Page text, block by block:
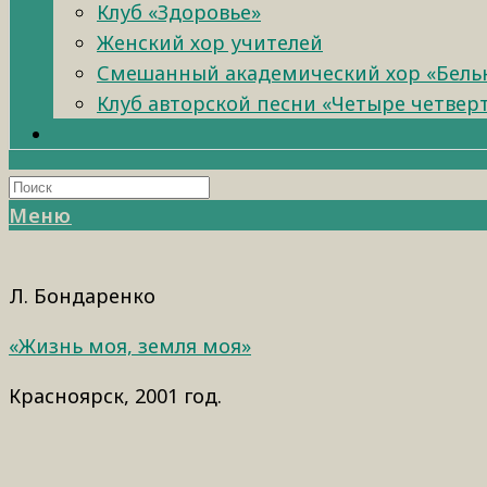
Клуб «Здоровье»
Женский хор учителей
Смешанный академический хор
Клуб авторской песни «Четыре
Меню
Л. Бондаренко
«Жизнь моя, земля моя»
Красноярск, 2001 год.